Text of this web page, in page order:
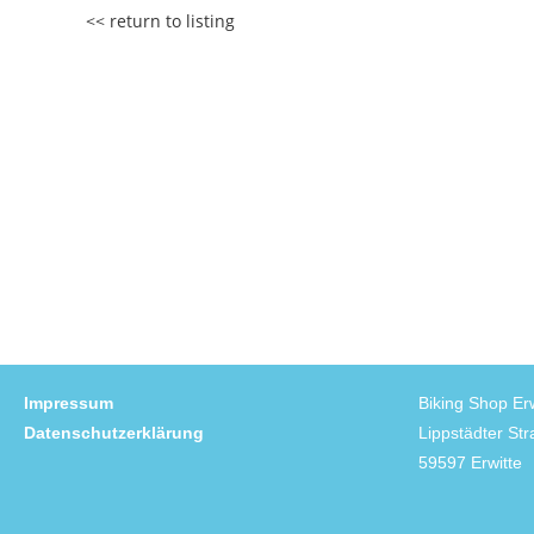
<< return to listing
Impressum
Datenschutzerklärung
Biking Shop
Lippstädter
59597 Erwitte